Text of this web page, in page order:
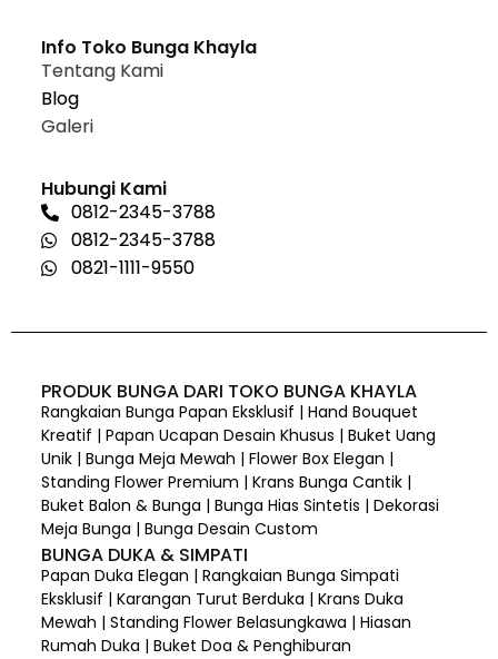
Info Toko Bunga Khayla
Tentang Kami
Blog
Galeri
Hubungi Kami
0812-2345-3788
0812-2345-3788
0821-1111-9550
PRODUK BUNGA DARI TOKO BUNGA KHAYLA
Rangkaian Bunga Papan Eksklusif | Hand Bouquet
Kreatif | Papan Ucapan Desain Khusus | Buket Uang
Unik | Bunga Meja Mewah | Flower Box Elegan |
Standing Flower Premium | Krans Bunga Cantik |
Buket Balon & Bunga | Bunga Hias Sintetis | Dekorasi
Meja Bunga | Bunga Desain Custom
BUNGA DUKA & SIMPATI
Papan Duka Elegan | Rangkaian Bunga Simpati
Eksklusif | Karangan Turut Berduka | Krans Duka
Mewah | Standing Flower Belasungkawa | Hiasan
Rumah Duka | Buket Doa & Penghiburan